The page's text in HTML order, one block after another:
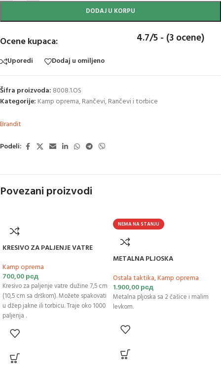
DODAJ U KORPU
Ocene kupaca: 4.7/5 - (3 ocene)
Uporedi Dodaj u omiljeno
Šifra proizvoda: 8008.1.OS
Kategorije: Kamp oprema,Rančevi,Rančevi i torbice
Brandit
Podeli:
Povezani proizvodi
KRESIVO ZA PALJENJE VATRE
Kamp oprema
700,00рсд
Kresivo za paljenje vatre dužine 7,5 cm
(10,5 cm sa drškom). Možete spakovati
u džep jakne ili torbicu. Traje oko 1000
paljenja .
1 X Čelični nozić
metalnim strugacem ( napraviti opiljke
) na zapaljivi materijal npr papir, opiljci
NEMA NA STANJU
METALNA PLJOSKA
Ostala taktika,Kamp oprema
1.900,00рсд
Metalna pljoska sa 2 čašice i malim
levkom.